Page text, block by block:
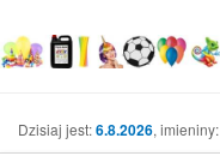
Dzisiaj jest:6.8.2026, imieniny: